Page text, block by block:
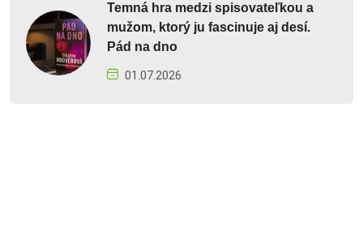
Temná hra medzi spisovateľkou a
mužom, ktorý ju fascinuje aj desí.
Pád na dno
01.07.2026